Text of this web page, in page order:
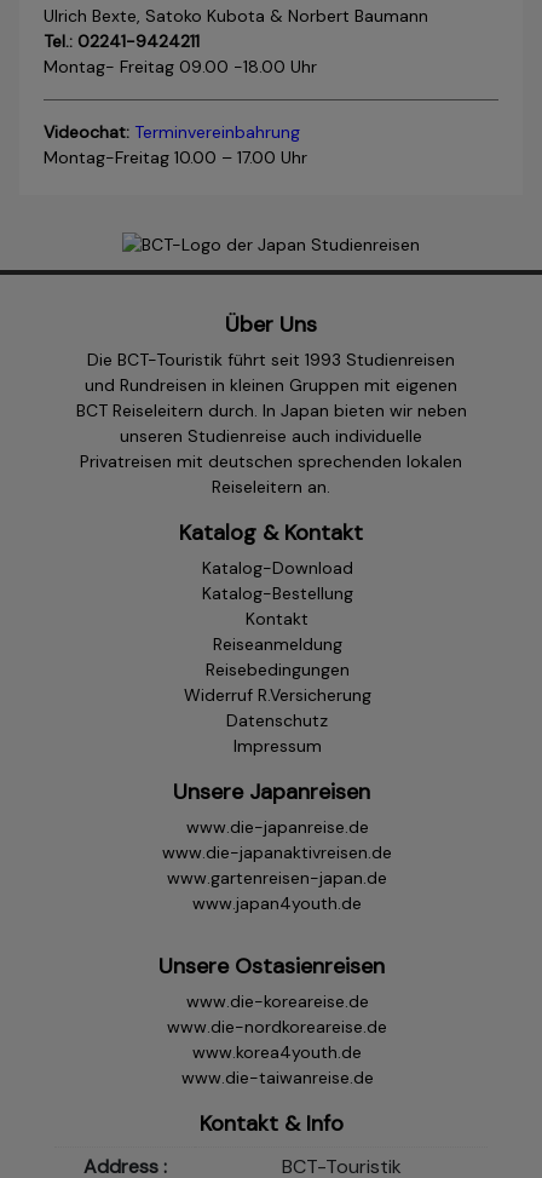
Ulrich Bexte, Satoko Kubota & Norbert Baumann
Tel.: 02241-9424211
Montag- Freitag 09.00 -18.00 Uhr
Videochat: Terminvereinbahrung
Montag-Freitag 10.00 – 17.00 Uhr
Über Uns
Die BCT-Touristik führt seit 1993 Studienreisen
und Rundreisen in kleinen Gruppen mit eigenen
BCT Reiseleitern durch. In Japan bieten wir neben
unseren Studienreise auch individuelle
Privatreisen mit deutschen sprechenden lokalen
Reiseleitern an.
Katalog & Kontakt
Katalog-Download
Katalog-Bestellung
Kontakt
Reiseanmeldung
Reisebedingungen
Widerruf R.Versicherung
Datenschutz
Impressum
Unsere Japanreisen
www.die-japanreise.de
www.die-japanaktivreisen.de
www.gartenreisen-japan.de
www.japan4youth.de
Unsere Ostasienreisen
www.die-koreareise.de
www.die-nordkoreareise.de
www.korea4youth.de
www.die-taiwanreise.de
Kontakt & Info
Address : BCT-Touristik